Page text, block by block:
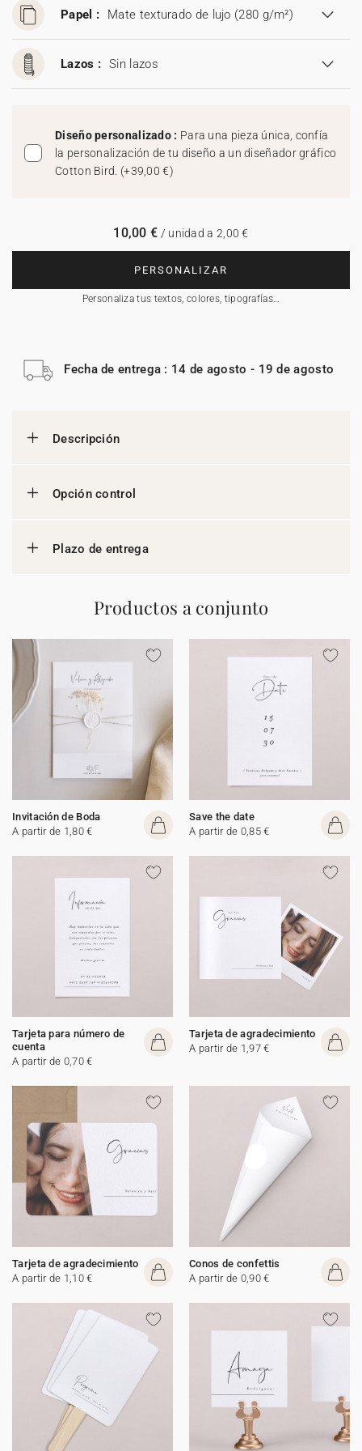
Papel : Mate texturado de lujo (280 g/m²)
Lazos : Sin lazos
Diseño personalizado : Para una pieza única, confía
la personalización de tu diseño a un diseñador gráfico
Cotton Bird. (+39,00 €)
PERSONALIZAR
Personaliza tus textos, colores, tipografías…
10,00 € / unidad a 2,00 €
Fecha de entrega : 14 de agosto - 19 de agosto
Descripción
Opción control
Plazo de entrega
Productos a conjunto
Invitación de Boda
A partir de 1,80 €
Save the date
A partir de 0,85 €
Tarjeta para número de
cuenta
A partir de 0,70 €
Tarjeta de agradecimiento
A partir de 1,97 €
Tarjeta de agradecimiento
A partir de 1,10 €
Conos de confettis
A partir de 0,90 €